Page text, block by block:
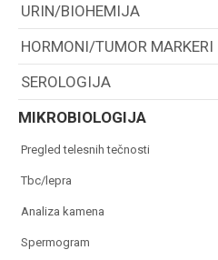
URIN/BIOHEMIJA
HORMONI/TUMOR MARKERI
SEROLOGIJA
MIKROBIOLOGIJA
pregled telesnih tečnosti
tbc/lepra
analiza kamena
spermogram